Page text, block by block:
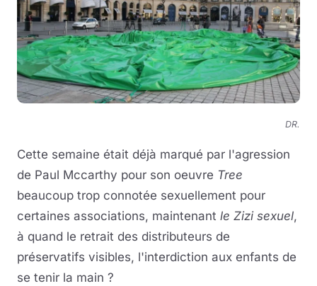
DR.
Cette semaine était déjà marqué par l'agression
de Paul Mccarthy pour son oeuvre Tree
beaucoup trop connotée sexuellement pour
certaines associations, maintenant le Zizi sexuel,
à quand le retrait des distributeurs de
préservatifs visibles, l'interdiction aux enfants de
se tenir la main ?